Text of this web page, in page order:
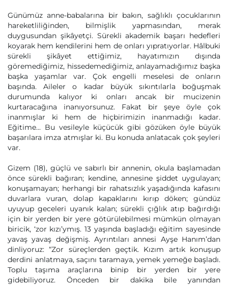
Günümüz anne-babalarına bir bakın, sağlıklı çocuklarının
hareketliliğinden, bilmişlik yapmasından, merak
duygusundan şikâyetçi. Sürekli akademik başarı hedefleri
koyarak hem kendilerini hem de onları yıpratıyorlar. Hâlbuki
sürekli şikâyet ettiğimiz, hayatımızın dışında
göremediğimiz, hissedemediğimiz, anlayamadığımız başka
başka yaşamlar var. Çok engelli meselesi de onların
başında. Aileler o kadar büyük sıkıntılarla boğuşmak
durumunda kalıyor ki onları ancak bir mucizenin
kurtaracağına inanıyorsunuz. Fakat bir şeye öyle çok
inanmışlar ki hem de hiçbirimizin inanmadığı kadar.
Eğitime... Bu vesileyle küçücük gibi gözüken öyle büyük
başarılara imza atmışlar ki. Bu konuda anlatacak çok şeyleri
var.
Gizem (18), güçlü ve sabırlı bir annenin, okula başlamadan
önce sürekli bağıran; kendine, annesine şiddet uygulayan;
konuşamayan; herhangi bir rahatsızlık yaşadığında kafasını
duvarlara vuran, dolap kapaklarını kırıp döken; gündüz
uyuyup geceleri uyanık kalan; sürekli çığlık atıp bağırdığı
için bir yerden bir yere götürülebilmesi mümkün olmayan
biricik, ‘zor kızı’ymış. 13 yaşında başladığı eğitim sayesinde
yavaş yavaş değişmiş. Ayrıntıları annesi Ayşe Hanım’dan
dinliyoruz: “Zor süreçlerden geçtik. Kızım artık konuşup
derdini anlatmaya, saçını taramaya, yemek yemeğe başladı.
Toplu taşıma araçlarına binip bir yerden bir yere
gidebiliyoruz. Önceden bir dakika bile yanından